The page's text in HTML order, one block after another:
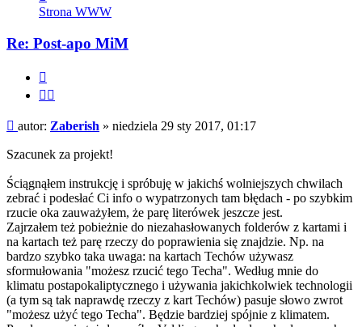
się
z
Zaberish
Strona WWW
Re: Post-apo MiM
Post
autor: Zaberish » niedziela 29 sty 2017, 01:17
Szacunek za projekt!
Ściągnąłem instrukcję i spróbuję w jakichś wolniejszych chwilach
zebrać i podesłać Ci info o wypatrzonych tam błędach - po szybkim
rzucie oka zauważyłem, że parę literówek jeszcze jest.
Zajrzałem też pobieżnie do niezahasłowanych folderów z kartami i
na kartach też parę rzeczy do poprawienia się znajdzie. Np. na
bardzo szybko taka uwaga: na kartach Techów używasz
sformułowania "możesz rzucić tego Techa". Według mnie do
klimatu postapokaliptycznego i używania jakichkolwiek technologii
(a tym są tak naprawdę rzeczy z kart Techów) pasuje słowo zwrot
"możesz użyć tego Techa". Będzie bardziej spójnie z klimatem.